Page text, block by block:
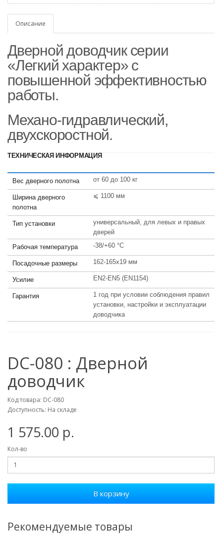
Описание
Дверной доводчик серии
«Легкий характер» с
повышенной эффективностью
работы.
Механо-гидравлический,
двухскоростной.
TЕХНИЧЕСКАЯ ИНФОРМАЦИЯ
Вес дверного полотна от 60 до 100 кг
Ширина дверного
полотна
⩽ 1100 мм
Тип установки
универсальный, для левых и правых
дверей
Рабочая температура
-38/+60 °С
Посадочные размеры 162-165х19 мм
Усилие EN2-EN5 (EN1154)
Гарантия
1 год при условии соблюдения правил
установки, настройки и эксплуатации
доводчика
DC-080 : Дверной
доводчик
Код товара: DC-080
Доступность: На складе
1 575.00 р.
Кол-во
В корзину
Рекомендуемые товары